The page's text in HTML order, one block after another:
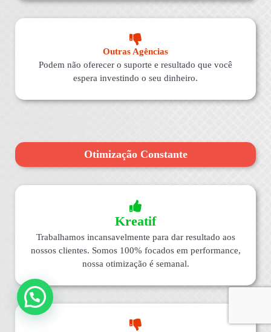
Outras Agências
Podem não oferecer o suporte e resultado que você
espera investindo o seu dinheiro.
Otimização Constante
Kreatif
Trabalhamos incansavelmente para dar resultado aos
nossos clientes. Somos 100% focados em performance,
nossa otimização é semanal.